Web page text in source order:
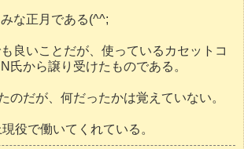
な正月である(^^;
良いことだが、使っているカセットコ
氏から譲り受けたものである。
だが、何だったかは覚えていない。
役で働いてくれている。